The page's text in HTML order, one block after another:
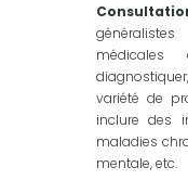
variété de
inclure des
maladies
mentale, etc.